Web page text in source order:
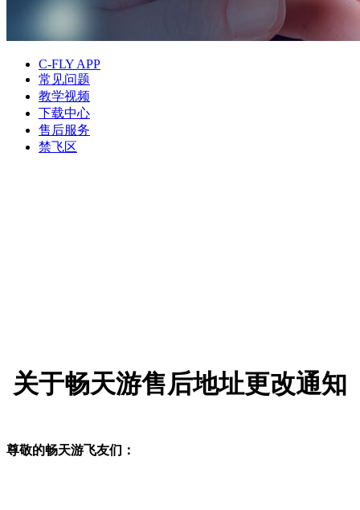
C-FLY APP
常见问题
教学视频
下载中心
售后服务
禁飞区
关于畅天游售后地址更改通知
尊敬的畅天游飞友们：